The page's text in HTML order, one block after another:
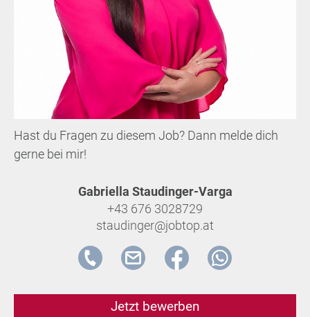
Hast du Fragen zu diesem Job? Dann melde dich
gerne bei mir!
Gabriella Staudinger-Varga
+43 676 3028729
staudinger@jobtop.at
Jetzt bewerben